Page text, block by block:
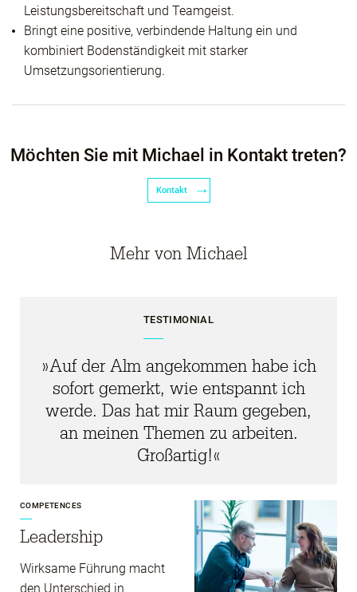
Leistungsbereitschaft und Teamgeist.
Bringt eine positive, verbindende Haltung ein und
kombiniert Bodenständigkeit mit starker
Umsetzungsorientierung.
Möchten Sie mit Michael in Kontakt treten?
Kontakt
Mehr von Michael
TESTIMONIAL
»Auf der Alm angekommen habe ich
sofort gemerkt, wie entspannt ich
werde. Das hat mir Raum gegeben,
an meinen Themen zu arbeiten.
Großartig!«
COMPETENCES
Leadership
Wirksame Führung macht
den Unterschied in